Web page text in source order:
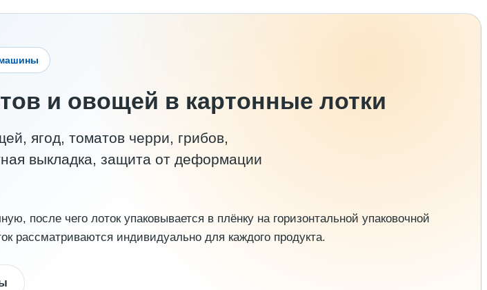
и овощей в картонные лотки
ягод, томатов черри, грибов,
выкладка, защита от деформации
после чего лоток упаковывается в плёнку на горизонтальной упаковочной
рассматриваются индивидуально для каждого продукта.